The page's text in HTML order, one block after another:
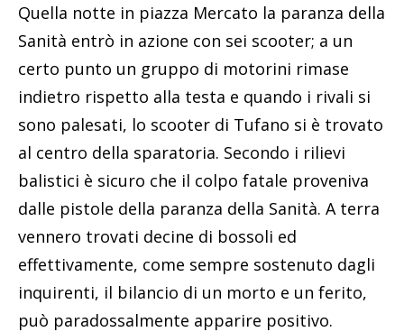
Quella notte in piazza Mercato la paranza della
Sanità entrò in azione con sei scooter; a un
certo punto un gruppo di motorini rimase
indietro rispetto alla testa e quando i rivali si
sono palesati, lo scooter di Tufano si è trovato
al centro della sparatoria. Secondo i rilievi
balistici è sicuro che il colpo fatale proveniva
dalle pistole della paranza della Sanità. A terra
vennero trovati decine di bossoli ed
effettivamente, come sempre sostenuto dagli
inquirenti, il bilancio di un morto e un ferito,
può paradossalmente apparire positivo.